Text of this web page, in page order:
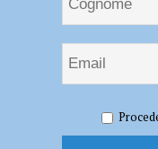
Giorgio ospita il Cvr per